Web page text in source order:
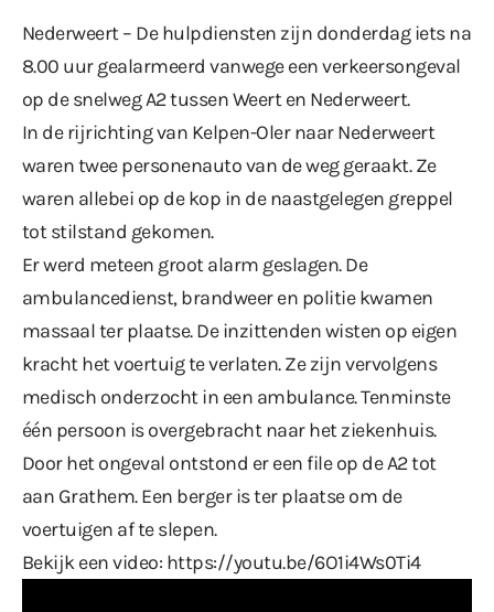
Nederweert – De hulpdiensten zijn donderdag iets na
8.00 uur gealarmeerd vanwege een verkeersongeval
op de snelweg A2 tussen Weert en Nederweert.
In de rijrichting van Kelpen-Oler naar Nederweert
waren twee personenauto van de weg geraakt. Ze
waren allebei op de kop in de naastgelegen greppel
tot stilstand gekomen.
Er werd meteen groot alarm geslagen. De
ambulancedienst, brandweer en politie kwamen
massaal ter plaatse. De inzittenden wisten op eigen
kracht het voertuig te verlaten. Ze zijn vervolgens
medisch onderzocht in een ambulance. Tenminste
één persoon is overgebracht naar het ziekenhuis.
Door het ongeval ontstond er een file op de A2 tot
aan Grathem. Een berger is ter plaatse om de
voertuigen af te slepen.
Bekijk een video: https://youtu.be/6O1i4Ws0Ti4